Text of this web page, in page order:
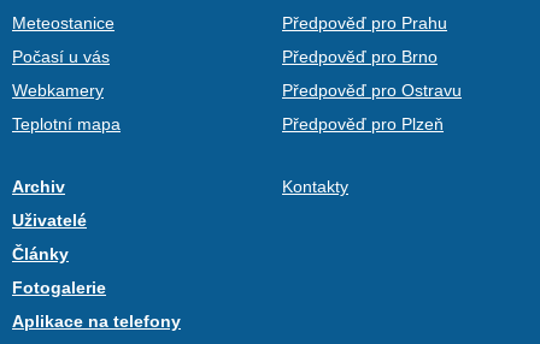
Meteostanice
Počasí u vás
Webkamery
Teplotní mapa
Předpověď pro Prahu
Předpověď pro Brno
Předpověď pro Ostravu
Předpověď pro Plzeň
Archiv
Uživatelé
Články
Fotogalerie
Aplikace na telefony
Kontakty